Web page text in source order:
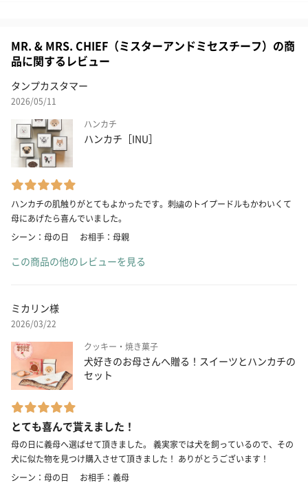
MR. & MRS. CHIEF（ミスターアンドミセスチーフ）の商
品に関するレビュー
タンプカスタマー
2026/05/11
ハンカチ
ハンカチ［INU］
ハンカチの肌触りがとてもよかったです。刺繍のトイプードルもかわいくて
母にあげたら喜んでいました。
シーン：母の日
お相手：母親
この商品の他のレビューを見る
ミカリン様
2026/03/22
クッキー・焼き菓子
犬好きのお母さんへ贈る！スイーツとハンカチの
セット
とても喜んで貰えました！
母の日に義母へ選ばせて頂きました。 義実家では犬を飼っているので、その
犬に似た物を見つけ購入させて頂きました！ ありがとうございます！
シーン：母の日
お相手：義母